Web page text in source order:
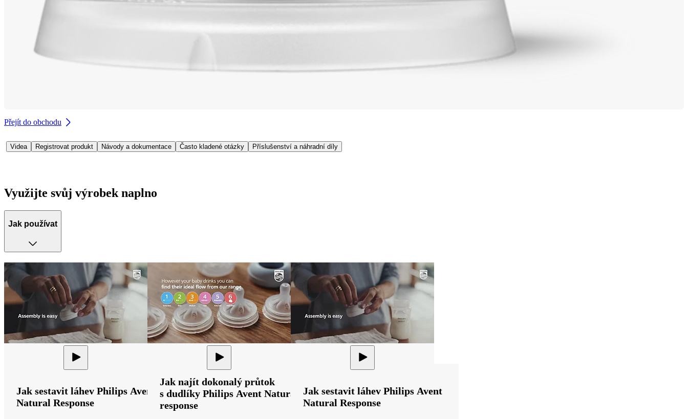
Přejít do obchodu
Videa Registrovat produkt Návody a dokumentace Často kladené otázky Příslušenství a náhradní díly
Využijte svůj výrobek naplno
Jak používat
Jak sestavit láhev Philips Avent
Natural Response
Jak najít dokonalý průtok
s dudlíky Philips Avent Natural
response
Jak sestavit láhev Philips Avent
Natural Response